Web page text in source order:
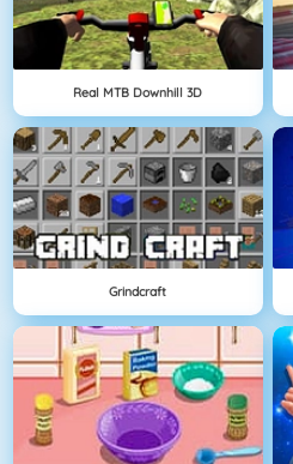
Real MTB Downhill 3D
Grindcraft